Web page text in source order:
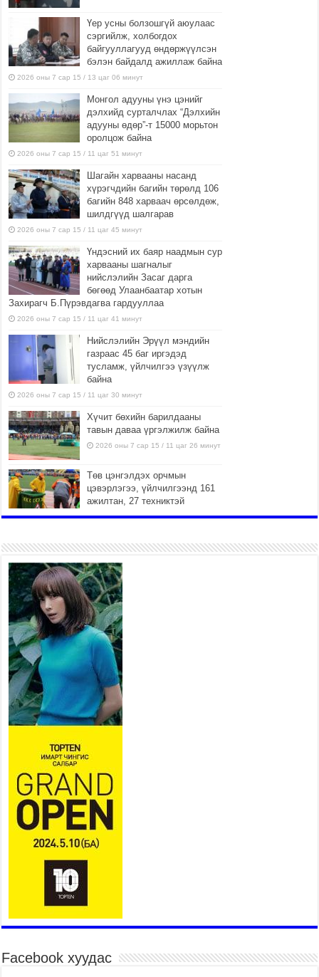
Үер усны болзошгүй аюулаас
сэргийлж, холбогдох
байгууллагууд өндөржүүлсэн
бэлэн байдалд ажиллаж байна
2026 оны 7 сар 15 / 13 цаг 06 минут
Монгол адууны үнэ цэнийг
дэлхийд сурталчлах “Дэлхийн
адууны өдөр”-т 15000 морьтон
оролцож байна
2026 оны 7 сар 15 / 11 цаг 51 минут
Шагайн харвааны насанд
хүрэгчдийн багийн төрөлд 106
багийн 848 харваач өрсөлдөж,
шилдгүүд шалгарав
2026 оны 7 сар 15 / 11 цаг 45 минут
Үндэсний их баяр наадмын сур
харвааны шагналыг
нийслэлийн Засаг дарга
бөгөөд Улаанбаатар хотын
Захирагч Б.Пүрэвдагва гардууллаа
2026 оны 7 сар 15 / 11 цаг 41 минут
Нийслэлийн Эрүүл мэндийн
газраас 45 баг иргэдэд
тусламж, үйлчилгээ үзүүлж
байна
2026 оны 7 сар 15 / 11 цаг 30 минут
Хүчит бөхийн барилдааны
тавын даваа үргэлжилж байна
2026 оны 7 сар 15 / 11 цаг 26 минут
Төв цэнгэлдэх орчмын
цэвэрлэгээ, үйлчилгээнд 161
ажилтан, 27 техниктэй
ажиллаж байна
Наадмын амралтын өдрүүдэд
нийслэлийн эрүүл мэндийн
байгууллагууд дараах
хуваарийн дагуу ажиллана
2026 оны 7 сар 15 / 11 цаг 18 минут
Үндэсний их баяр наадам
эхэллээ
2026 оны 7 сар 15 / 11 цаг 14 минут
Үер усны аюулаас сэргийлж, нийслэлийн Онцгой
байдлын газрын 162 алба хаагч үүрэг гүйцэтгэж
байна
2026 оны 7 сар 15 / 11 цаг 07 минут
Үндэсний их сурын харваанд 850 харваач цэц
мэргэнээ сорьж байна
2026 оны 7 сар 15 / 11 цаг 03 минут
Төв цэнгэлдэхийн эргэн тойронд
2026 оны 7 сар 15 / 10 цаг 58 минут
Үндэсний их баяр наадмын шагайн харваа
насанд хүрэгчдийн багийн харваагаар
үргэлжилж байна
2026 оны 7 сар 15 / 10 цаг 52 минут
Үндэсний их баяр наадмын хүчит бөхийн
барилдаан эхэллээ
2026 оны 7 сар 15 / 10 цаг 46 минут
Үндэсний хувцасны өдрийг тохиолдуулан
“Дээлтэй монгол наадам” боллоо
Facebook хуудас